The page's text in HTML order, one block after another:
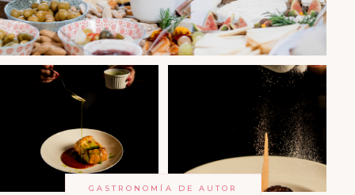
GASTRONOMÍA DE AUTOR